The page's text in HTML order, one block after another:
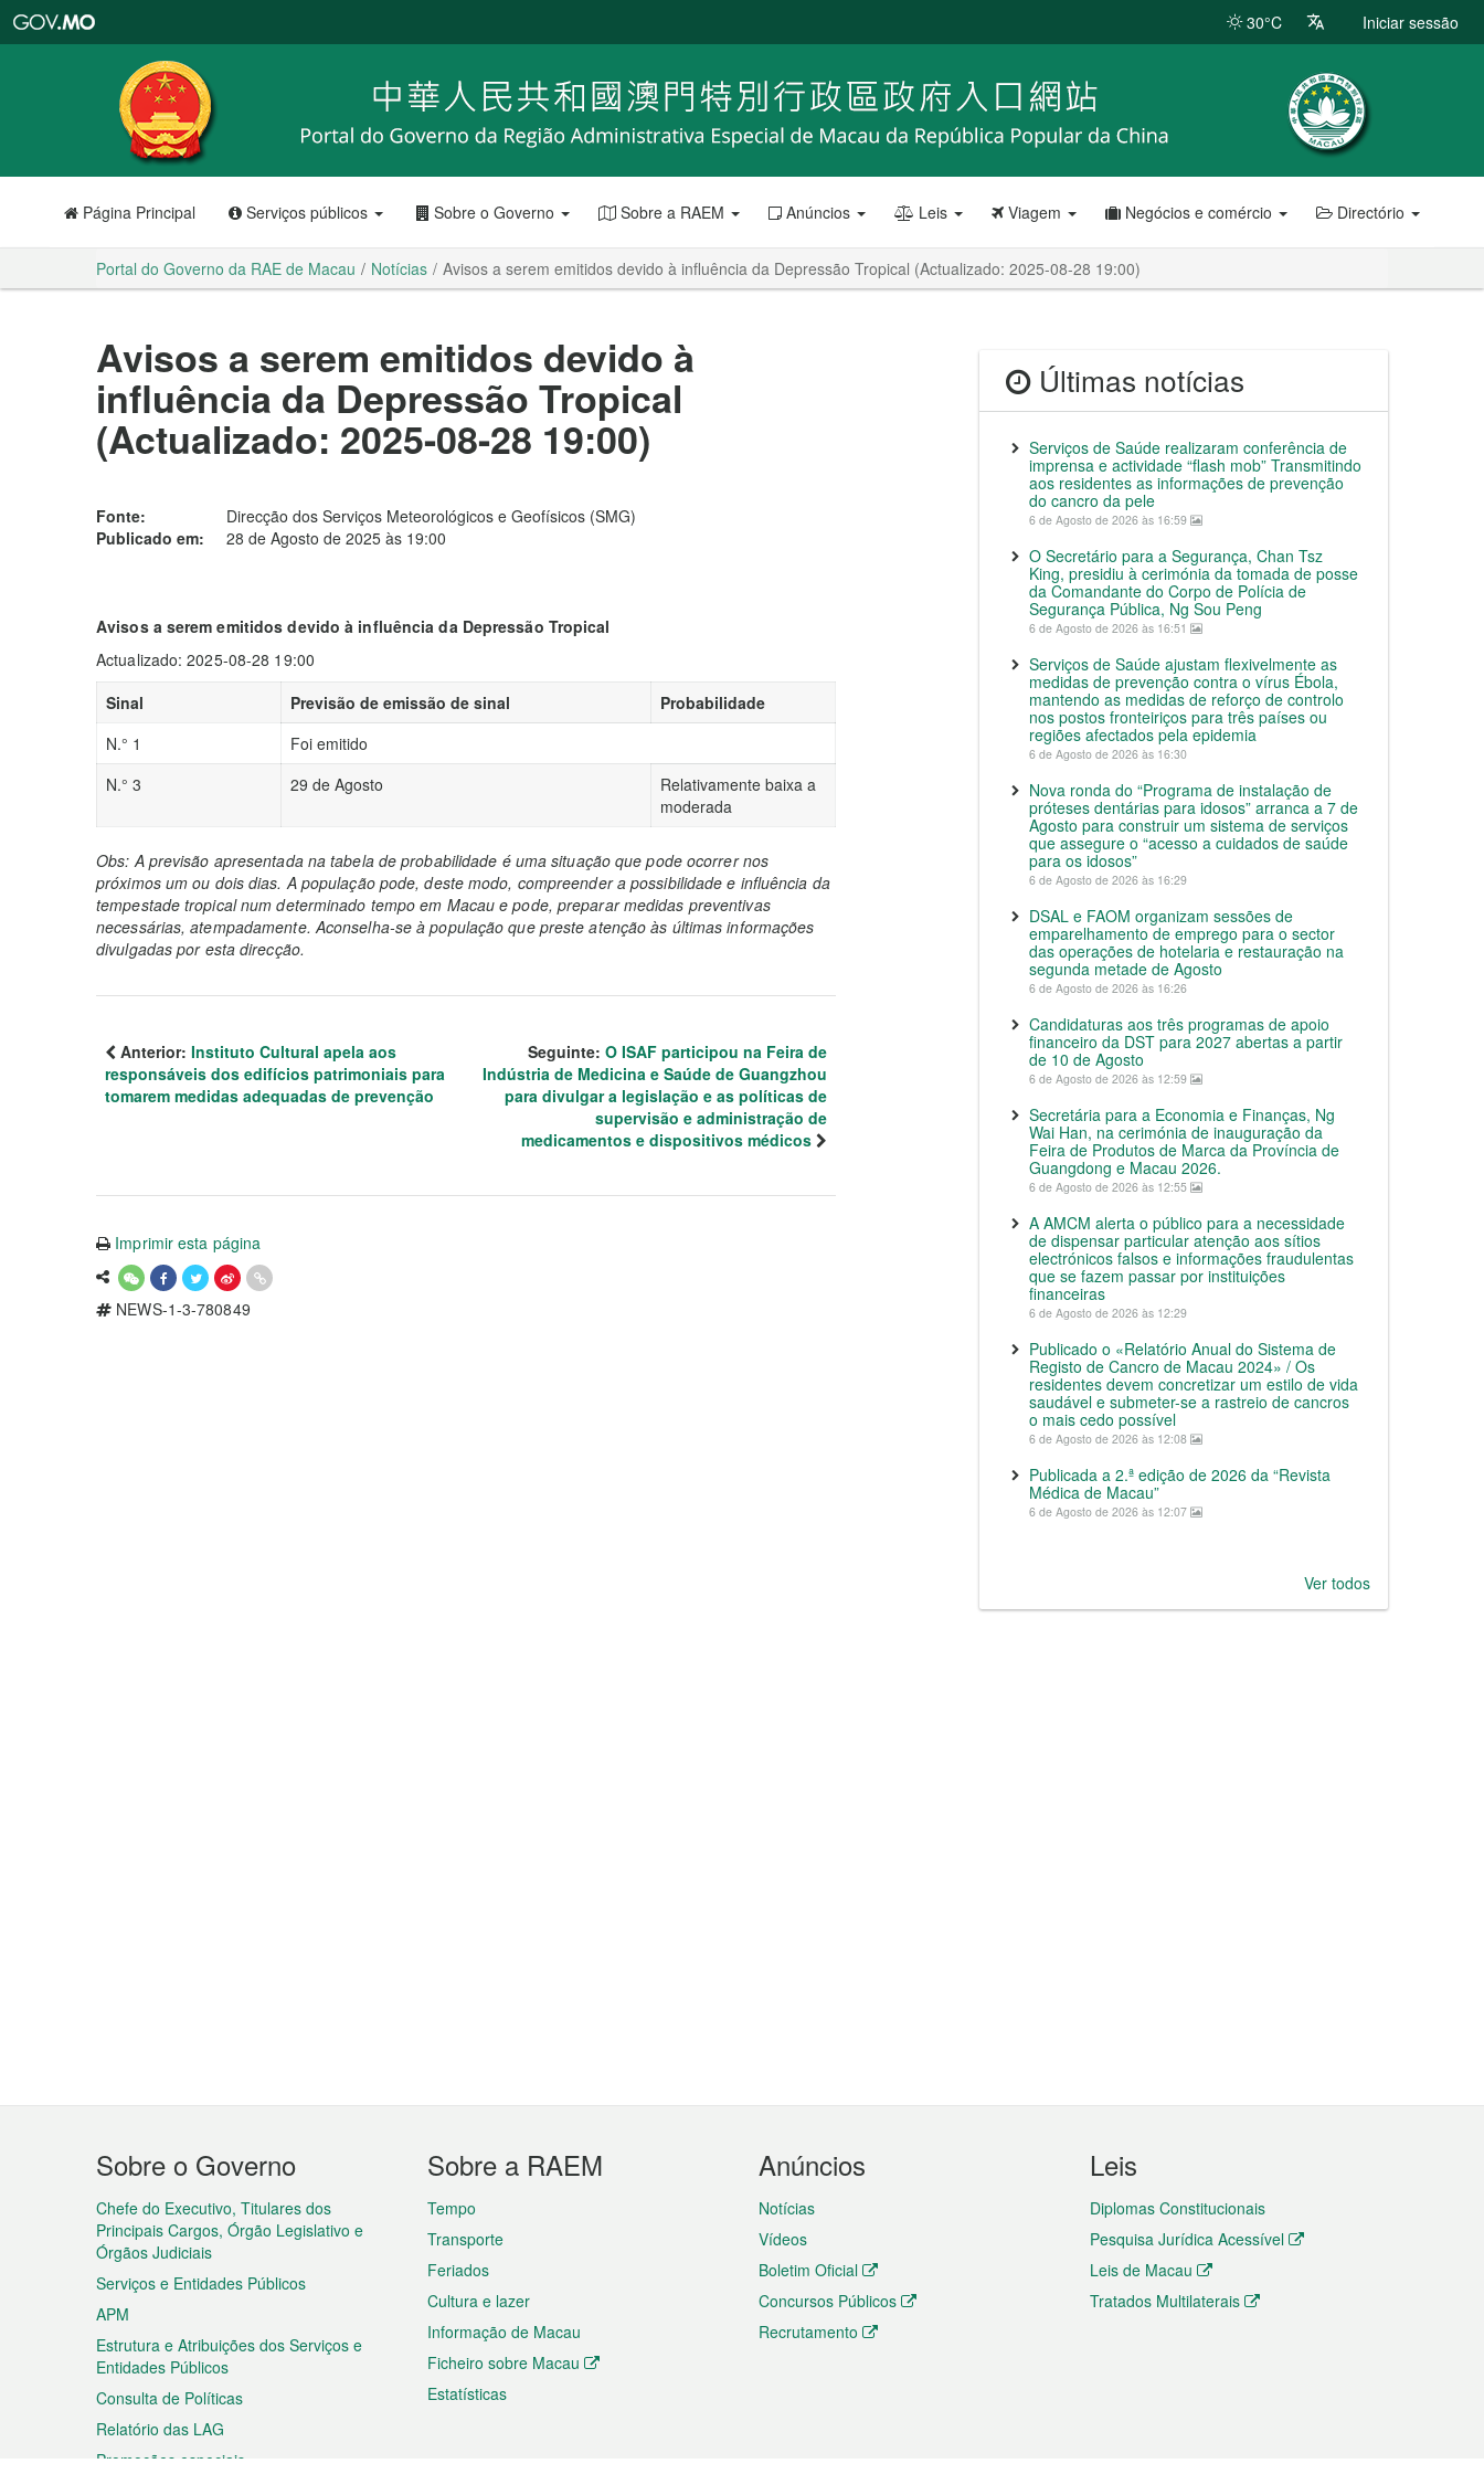
RAE
de
Macau
30°C Iniciar sessão
Página Principal Serviços públicos Sobre o Governo Sobre a RAEM Anúncios Leis Viagem Negócios e comércio Directório
Portal do Governo da RAE de Macau Notícias Avisos a serem emitidos devido à influência da Depressão Tropical (Actualizado: 2025-08-28 19:00)
Avisos a serem emitidos devido à
influência da Depressão Tropical
(Actualizado: 2025-08-28 19:00)
Fonte:
Direcção dos Serviços Meteorológicos e Geofísicos (SMG)
Publicado em:
28 de Agosto de 2025 às 19:00
Avisos a serem emitidos devido à influência da Depressão Tropical
Actualizado: 2025-08-28 19:00
Sinal
Previsão de emissão de sinal
Probabilidade
N.° 1
Foi emitido
N.° 3
29 de Agosto
Relativamente baixa a
moderada
Obs: A previsão apresentada na tabela de probabilidade é uma situação que pode ocorrer nos
próximos um ou dois dias. A população pode, deste modo, compreender a possibilidade e influência da
tempestade tropical num determinado tempo em Macau e pode, preparar medidas preventivas
necessárias, atempadamente. Aconselha-se à população que preste atenção às últimas informações
divulgadas por esta direcção.
Anterior: Instituto Cultural apela aos
responsáveis dos edifícios patrimoniais para
tomarem medidas adequadas de prevenção
Seguinte: O ISAF participou na Feira de
Indústria de Medicina e Saúde de Guangzhou
para divulgar a legislação e as políticas de
supervisão e administração de
medicamentos e dispositivos médicos
Imprimir esta página
NEWS-1-3-780849
Últimas notícias
Serviços de Saúde realizaram conferência de
imprensa e actividade “flash mob” Transmitindo
aos residentes as informações de prevenção
do cancro da pele
6 de Agosto de 2026 às 16:59
O Secretário para a Segurança, Chan Tsz
King, presidiu à cerimónia da tomada de posse
da Comandante do Corpo de Polícia de
Segurança Pública, Ng Sou Peng
6 de Agosto de 2026 às 16:51
Serviços de Saúde ajustam flexivelmente as
medidas de prevenção contra o vírus Ébola,
mantendo as medidas de reforço de controlo
nos postos fronteiriços para três países ou
regiões afectados pela epidemia
6 de Agosto de 2026 às 16:30
Nova ronda do “Programa de instalação de
próteses dentárias para idosos” arranca a 7 de
Agosto para construir um sistema de serviços
que assegure o “acesso a cuidados de saúde
para os idosos”
6 de Agosto de 2026 às 16:29
DSAL e FAOM organizam sessões de
emparelhamento de emprego para o sector
das operações de hotelaria e restauração na
segunda metade de Agosto
6 de Agosto de 2026 às 16:26
Candidaturas aos três programas de apoio
financeiro da DST para 2027 abertas a partir
de 10 de Agosto
6 de Agosto de 2026 às 12:59
Secretária para a Economia e Finanças, Ng
Wai Han, na cerimónia de inauguração da
Feira de Produtos de Marca da Província de
Guangdong e Macau 2026.
6 de Agosto de 2026 às 12:55
A AMCM alerta o público para a necessidade
de dispensar particular atenção aos sítios
electrónicos falsos e informações fraudulentas
que se fazem passar por instituições
financeiras
6 de Agosto de 2026 às 12:29
Publicado o «Relatório Anual do Sistema de
Registo de Cancro de Macau 2024» / Os
residentes devem concretizar um estilo de vida
saudável e submeter-se a rastreio de cancros
o mais cedo possível
6 de Agosto de 2026 às 12:08
Publicada a 2.ª edição de 2026 da “Revista
Médica de Macau”
6 de Agosto de 2026 às 12:07
Ver todos
Menu
do
rodapé
Sobre o Governo
Chefe do Executivo, Titulares dos
Principais Cargos, Órgão Legislativo e
Órgãos Judiciais
Serviços e Entidades Públicos
APM
Estrutura e Atribuições dos Serviços e
Entidades Públicos
Consulta de Políticas
Relatório das LAG
Promoções especiais
Sobre a RAEM
Tempo
Transporte
Feriados
Cultura e lazer
Informação de Macau
Ficheiro sobre Macau
Estatísticas
Anúncios
Notícias
Vídeos
Boletim Oficial
Concursos Públicos
Recrutamento
Leis
Diplomas Constitucionais
Pesquisa Jurídica Acessível
Leis de Macau
Tratados Multilaterais